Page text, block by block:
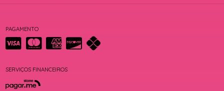
PAGAMENTO
SERVIÇOS FINANCEIROS